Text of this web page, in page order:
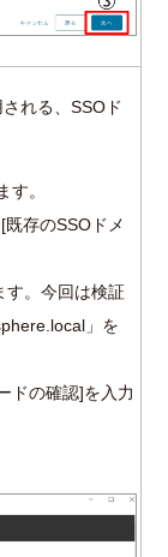
れる、SSOド
す。
[既存のSSO ドメ
す。今回は検証
」を
ドの確認]を入力